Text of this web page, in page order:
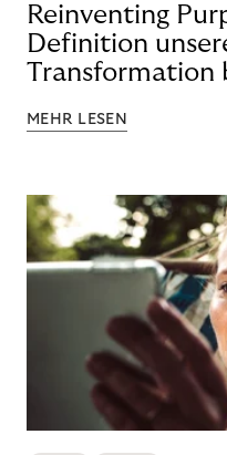
Reinventing
Definition
Transformation
MEHR LESEN